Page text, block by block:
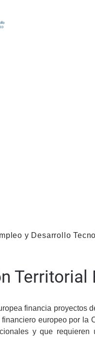
y Desarrollo
Territorial
financia proyectos
europeo por la
y que